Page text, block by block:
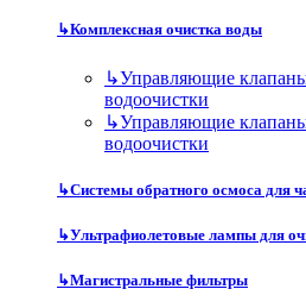
↳Комплексная очистка воды
↳Управляющие
водоочистки
↳Управляющие
водоочистки
↳Системы обратного осмоса для
↳Ультрафиолетовые лампы для
↳Магистральные фильтры